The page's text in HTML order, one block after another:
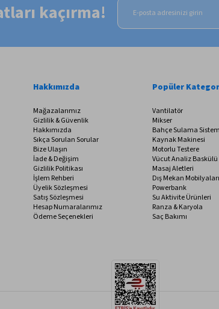
kaçırma!
Hakkımızda
Mağazalarımız
Gizlilik & Güvenlik
Hakkımızda
Sıkça Sorulan Sorular
Bize Ulaşın
İade & Değişim
Gizlilik Politikası
İşlem Rehberi
Üyelik Sözleşmesi
Satış Sözleşmesi
Hesap Numaralarımız
Ödeme Seçenekleri
Popüler
Vantilatör
Mikser
Bahçe Sulama
Kaynak Makinesi
Motorlu Testere
Vücut Analiz Baskülü
Masaj Aletleri
Dış Mekan Mobilyaları
Powerbank
Su Aktivite Ürünleri
Ranza & Karyola
Saç Bakımı